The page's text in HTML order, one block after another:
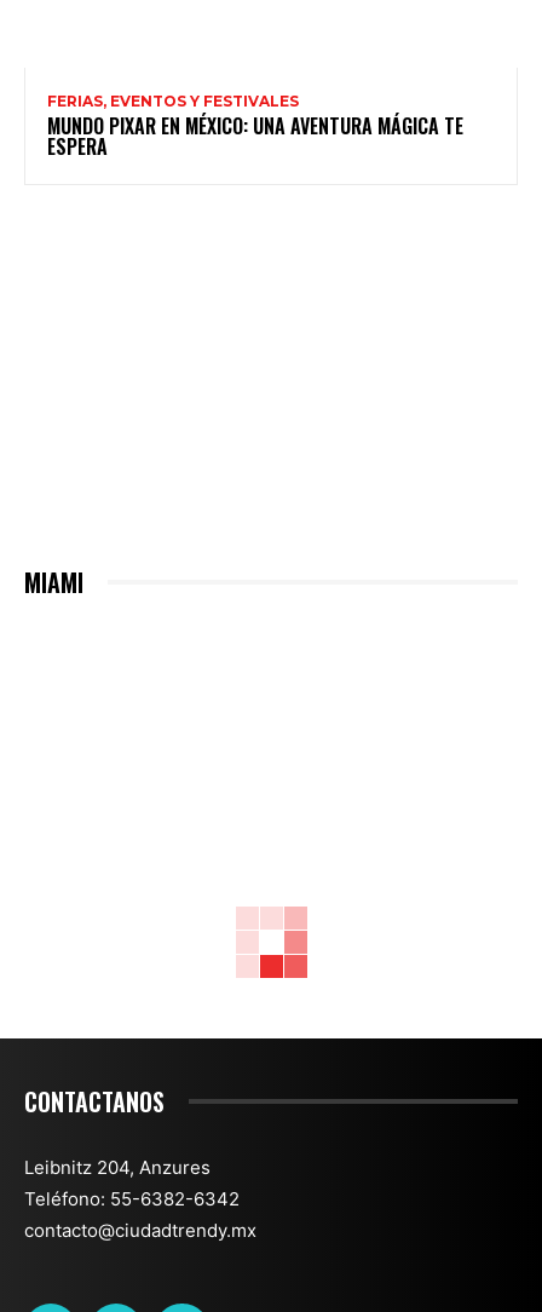
FERIAS, EVENTOS Y FESTIVALES
MUNDO PIXAR EN MÉXICO: UNA AVENTURA MÁGICA TE
ESPERA
MIAMI
CONTACTANOS
Leibnitz 204, Anzures
Teléfono: 55-6382-6342
contacto@ciudadtrendy.mx